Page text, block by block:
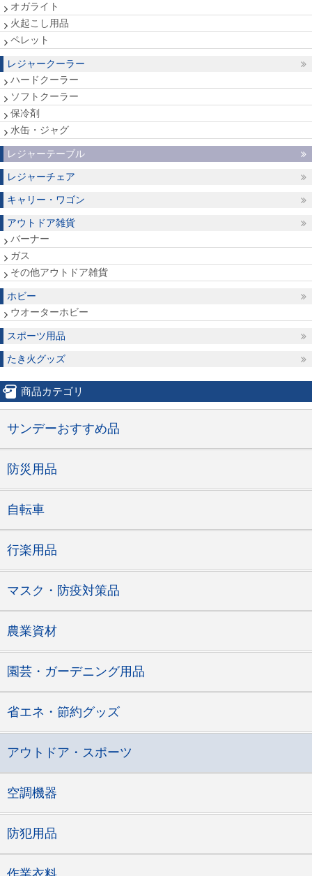
オガライト
火起こし用品
ペレット
レジャークーラー
ハードクーラー
ソフトクーラー
保冷剤
水缶・ジャグ
レジャーテーブル
レジャーチェア
キャリー・ワゴン
アウトドア雑貨
バーナー
ガス
その他アウトドア雑貨
ホビー
ウオーターホビー
スポーツ用品
たき火グッズ
商品カテゴリ
サンデーおすすめ品
防災用品
自転車
行楽用品
マスク・防疫対策品
農業資材
園芸・ガーデニング用品
省エネ・節約グッズ
アウトドア・スポーツ
空調機器
防犯用品